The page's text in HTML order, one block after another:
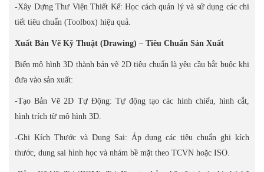
-Xây Dựng Thư Viện Thiết Kế: Học cách quản lý và sử dụng các chi
tiết tiêu chuẩn (Toolbox) hiệu quả.
Xuất Bản Vẽ Kỹ Thuật (Drawing) – Tiêu Chuẩn Sản Xuất
Biến mô hình 3D thành bản vẽ 2D tiêu chuẩn là yêu cầu bắt buộc khi
đưa vào sản xuất:
-Tạo Bản Vẽ 2D Tự Động: Tự động tạo các hình chiếu, hình cắt,
hình trích từ mô hình 3D.
-Ghi Kích Thước và Dung Sai: Áp dụng các tiêu chuẩn ghi kích
thước, dung sai hình học và nhám bề mặt theo TCVN hoặc ISO.